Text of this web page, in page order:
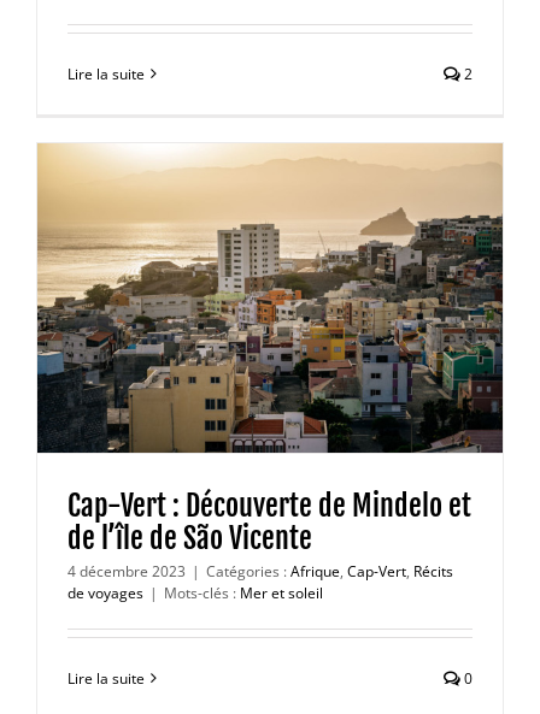
Lire la suite 2
Cap-Vert : Découverte de Mindelo et
de l’île de São Vicente
4 décembre 2023 | Catégories :Afrique, Cap-Vert, Récits
de voyages | Mots-clés : Mer et soleil
Lire la suite 0